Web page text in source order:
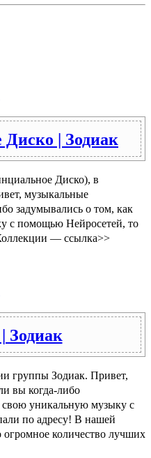
| Зодиак
Диско), в
музыкальные
задумывались о том, как
с помощью Нейросетей, то
— ссылка>>
Зодиак
группы Зодиак. Привет,
вы когда-либо
свою уникальную музыку с
по адресу! В нашей
количество лучших